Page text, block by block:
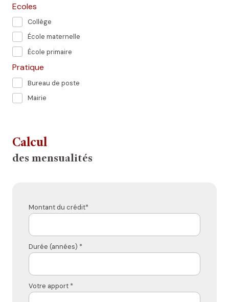
Ecoles
Collège
École maternelle
École primaire
Pratique
Bureau de poste
Mairie
Calcul
des mensualités
Montant du crédit*
Durée (années) *
Votre apport *